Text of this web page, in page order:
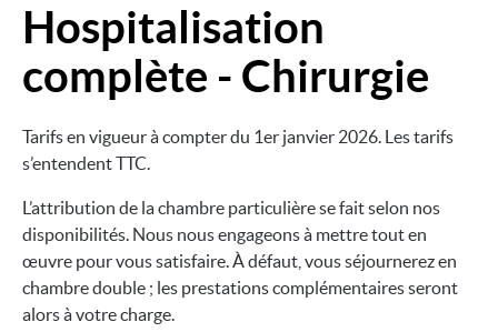
Image
Hospitalisation
complète - Chirurgie
Tarifs en vigueur à compter du 1er janvier 2026. Les tarifs
s’entendent TTC.
L’attribution de la chambre particulière se fait selon nos
disponibilités. Nous nous engageons à mettre tout en
œuvre pour vous satisfaire. À défaut, vous séjournerez en
chambre double ; les prestations complémentaires seront
alors à votre charge.